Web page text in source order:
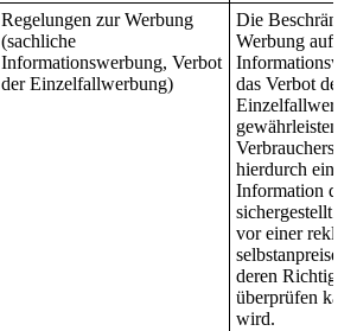
Regelungen zur Werbung
(sachliche
Informationswerbung, Verbot
der Einzelfallwerbung)
Die
Werbung auf
das Verbot der
gewährleisten
hierdurch eine
Information des
sichergestellt
vor einer
deren
überprüfen
wird.